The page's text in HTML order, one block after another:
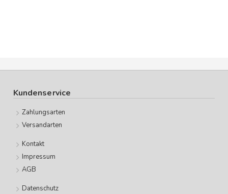
Kundenservice
Zahlungsarten
Versandarten
Kontakt
Impressum
AGB
Datenschutz